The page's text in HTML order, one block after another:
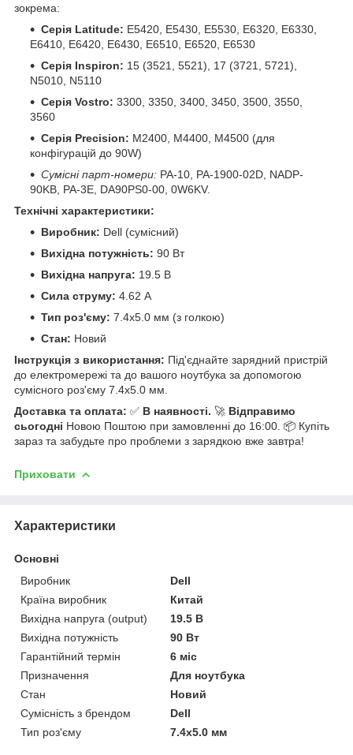
зокрема:
Серія Latitude: E5420, E5430, E5530, E6320, E6330,
E6410, E6420, E6430, E6510, E6520, E6530
Серія Inspiron: 15 (3521, 5521), 17 (3721, 5721),
N5010, N5110
Серія Vostro: 3300, 3350, 3400, 3450, 3500, 3550,
3560
Серія Precision: M2400, M4400, M4500 (для
конфігурацій до 90W)
Сумісні парт-номери: PA-10, PA-1900-02D, NADP-
90KB, PA-3E, DA90PS0-00, 0W6KV.
Технічні характеристики:
Виробник: Dell (сумісний)
Вихідна потужність: 90 Вт
Вихідна напруга: 19.5 В
Сила струму: 4.62 А
Тип роз'єму: 7.4x5.0 мм (з голкою)
Стан: Новий
Інструкція з використання: Під'єднайте зарядний пристрій
до електромережі та до вашого ноутбука за допомогою
сумісного роз'єму 7.4x5.0 мм.
Доставка та оплата: ✅ В наявності. 🚀 Відправимо
сьогодні Новою Поштою при замовленні до 16:00. 📦 Купіть
зараз та забудьте про проблеми з зарядкою вже завтра!
Приховати
Характеристики
Основні
Виробник
Dell
Країна виробник
Китай
Вихідна напруга (output)
19.5 В
Вихідна потужність
90 Вт
Гарантійний термін
6 міс
Призначення
Для ноутбука
Стан
Новий
Сумісність з брендом
Dell
Тип роз'єму
7.4x5.0 мм